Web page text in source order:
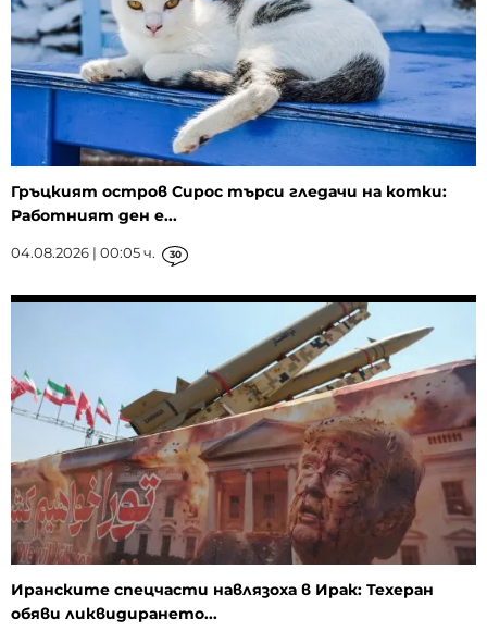
Гръцкият остров Сирос търси гледачи на котки:
Работният ден е...
04.08.2026 | 00:05 ч. 30
Иранските спецчасти навлязоха в Ирак: Техеран
обяви ликвидирането...